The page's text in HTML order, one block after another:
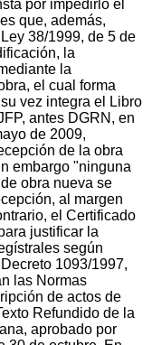
por impedirlo el
que, además,
38/1999, de 5 de
la
la
el cual forma
vez integra el Libro
antes DGRN, en
de 2009,
de la obra
embargo "ninguna
obra nueva se
al margen
el Certificado
justificar la
según
1093/1997,
las Normas
de actos de
Refundido de la
aprobado por